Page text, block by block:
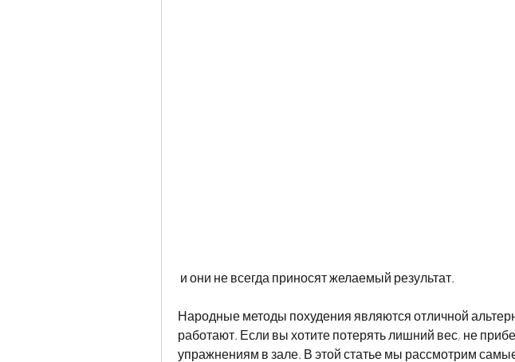
и они не всегда приносят желаемый результат.
Народные методы похудения являются отличной
работают. Если вы хотите потерять лишний вес, не
упражнениям в зале. В этой статье мы рассмотрим